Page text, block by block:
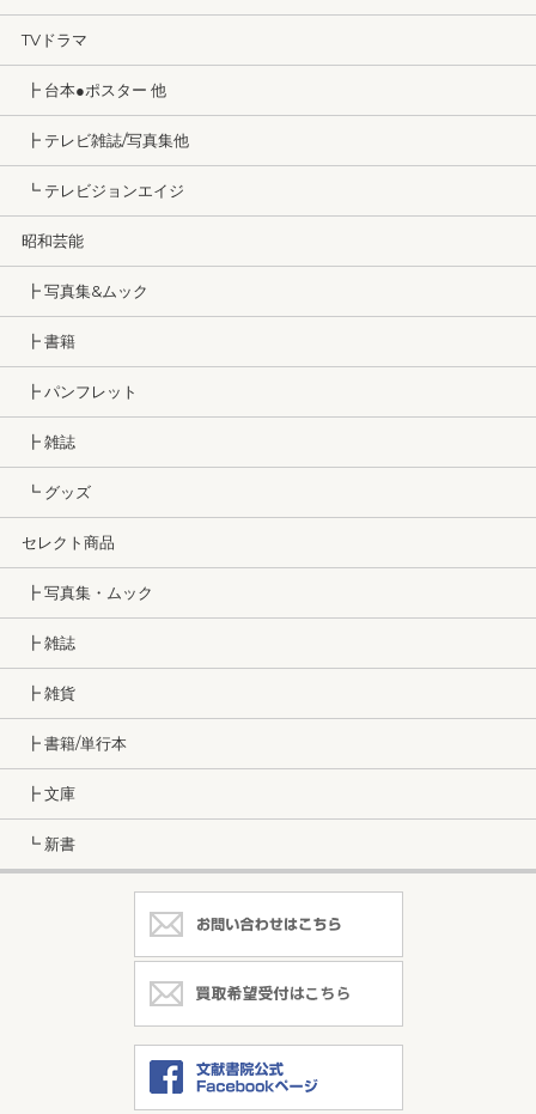
TVドラマ
┣ 台本●ポスター 他
┣ テレビ雑誌/写真集他
┗ テレビジョンエイジ
昭和芸能
┣ 写真集&ムック
┣ 書籍
┣ パンフレット
┣ 雑誌
┗ グッズ
セレクト商品
┣ 写真集・ムック
┣ 雑誌
┣ 雑貨
┣ 書籍/単行本
┣ 文庫
┗ 新書